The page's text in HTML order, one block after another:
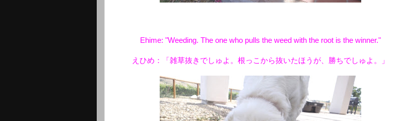
Ehime: "Weeding. The one who pulls the weed with the root is the winner."
えひめ：「雑草抜きでしゅよ。根っこから抜いたほうが、勝ちでしゅよ。」